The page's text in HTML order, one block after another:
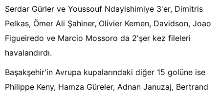
Serdar Gürler ve Youssouf Ndayishimiye 3'er, Dimitris
Pelkas, Ömer Ali Şahiner, Olivier Kemen, Davidson, Joao
Figueiredo ve Marcio Mossoro da 2'şer kez fileleri
havalandırdı.
Başakşehir'in Avrupa kupalarındaki diğer 15 golüne ise
Philippe Keny, Hamza Güreler, Adnan Januzaj, Bertrand